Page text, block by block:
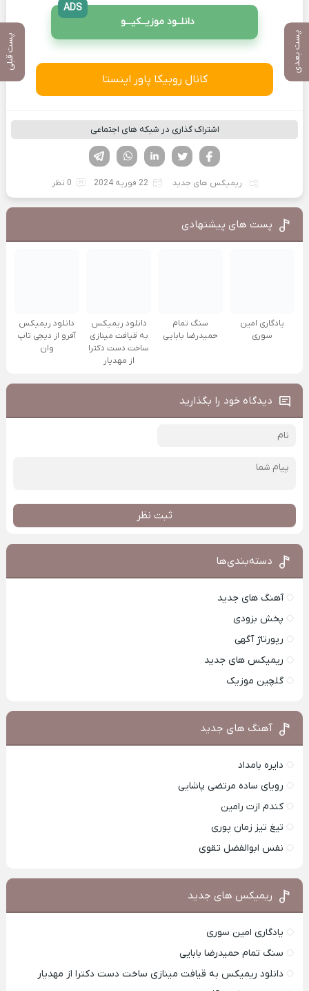
پست بعدی پست قبلی
دانلــود موزیــکیـــو
ADS
کانال روبیکا پاور اینستا
اشتراک گذاری در شبکه های اجتماعی
لینکدین تویتر
فیسوک
ریمیکس های جدید 22 فوریه 2024 0 نظر
پست های پیشنهادی
یادگاری امین
سوری
سنگ تمام
حمیدرضا بابایی
دانلود ریمیکس
به قیافت مینازی
ساخت دست دکترا
از مهدیار
دانلود ریمیکس
آفرو از ديجی تاپ
وان
دیدگاه خود را بگذارید
ثبت نظر
دسته‌بندی‌ها
آهنگ های جدید
پخش بزودی
رپورتاژ آگهی
ریمیکس های جدید
گلچین موزیک
آهنگ های جدید
دایره بامداد
رویای ساده مرتضی پاشایی
کندم ازت رامین
تیغ تیز زمان پوری
نفس ابوالفضل تقوی
ریمیکس های جدید
یادگاری امین سوری
سنگ تمام حمیدرضا بابایی
دانلود ریمیکس به قیافت مینازی ساخت دست دکترا از مهدیار